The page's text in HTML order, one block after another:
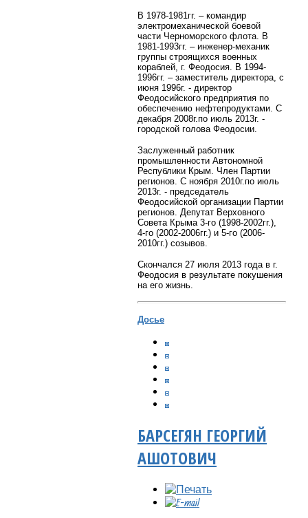
В 1978-1981гг. – командир
электромеханической боевой
части Черноморского флота. В
1981-1993гг. – инженер-механик
группы строящихся военных
кораблей, г. Феодосия. В 1994-
1996гг. – заместитель директора, с
июня 1996г. - директор
Феодосийского предприятия по
обеспечению нефтепродуктами. С
декабря 2008г.по июль 2013г. -
городской голова Феодосии.
Заслуженный работник
промышленности Автономной
Республики Крым. Член Партии
регионов. С ноября 2010г.по июль
2013г. - председатель
Феодосийской организации Партии
регионов. Депутат Верховного
Совета Крыма 3-го (1998-2002гг.),
4-го (2002-2006гг.) и 5-го (2006-
2010гг.) созывов.
Скончался 27 июля 2013 года в г.
Феодосия в результате покушения
на его жизнь.
Досье
БАРСЕГЯН ГЕОРГИЙ
АШОТОВИЧ